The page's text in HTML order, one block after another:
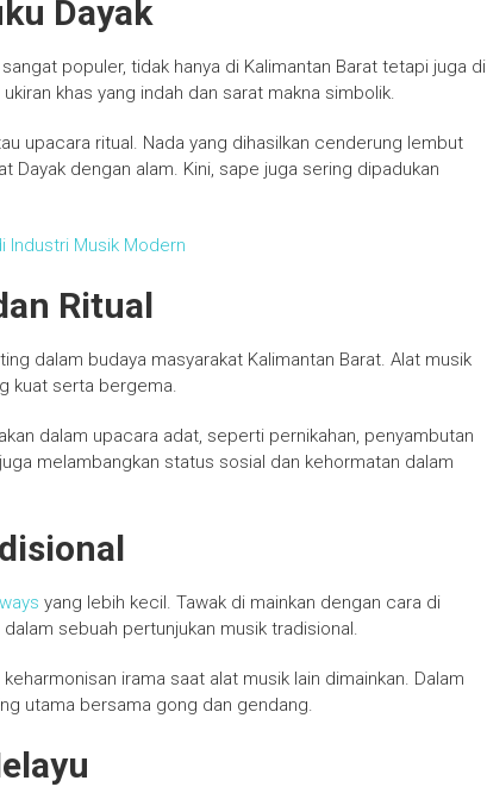
Dayak
populer, tidak hanya di Kalimantan Barat tetapi juga di
khas yang indah dan sarat makna simbolik.
upacara ritual. Nada yang dihasilkan cenderung lembut
Dayak dengan alam. Kini, sape juga sering dipadukan
Industri Musik Modern
Ritual
dalam budaya masyarakat Kalimantan Barat. Alat musik
kuat serta bergema.
dalam upacara adat, seperti pernikahan, penyambutan
melambangkan status sosial dan kehormatan dalam
yang lebih kecil. Tawak di mainkan dengan cara di
sebuah pertunjukan musik tradisional.
irama saat alat musik lain dimainkan. Dalam
utama bersama gong dan gendang.